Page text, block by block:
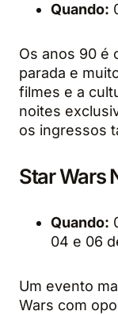
Quando:
Os anos 90 é
parada e
filmes e a
noites
os ingressos
Star Wars
Quando:
04 e 06
Um evento
Wars com